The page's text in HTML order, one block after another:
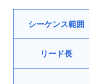
シーケンス範囲
リード長